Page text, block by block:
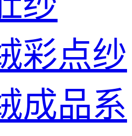
彩点纱
成品系